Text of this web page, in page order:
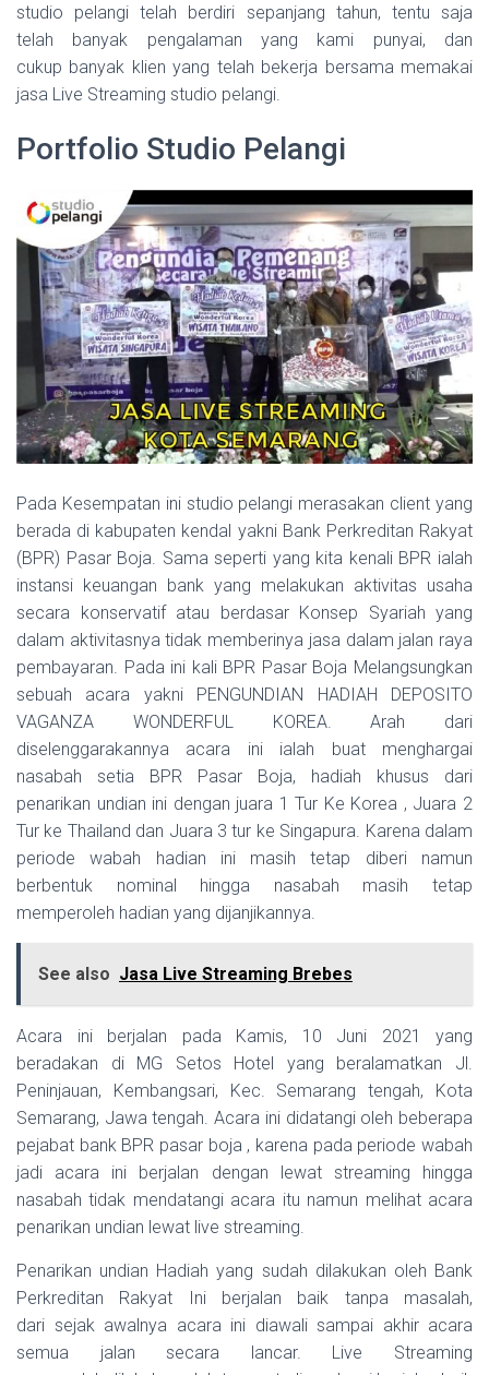
studio pelangi telah berdiri sepanjang tahun, tentu saja
telah banyak pengalaman yang kami punyai, dan
cukup banyak klien yang telah bekerja bersama memakai
jasa Live Streaming studio pelangi.
Portfolio Studio Pelangi
Pada Kesempatan ini studio pelangi merasakan client yang
berada di kabupaten kendal yakni Bank Perkreditan Rakyat
(BPR) Pasar Boja. Sama seperti yang kita kenali BPR ialah
instansi keuangan bank yang melakukan aktivitas usaha
secara konservatif atau berdasar Konsep Syariah yang
dalam aktivitasnya tidak memberinya jasa dalam jalan raya
pembayaran. Pada ini kali BPR Pasar Boja Melangsungkan
sebuah acara yakni PENGUNDIAN HADIAH DEPOSITO
VAGANZA WONDERFUL KOREA. Arah dari
diselenggarakannya acara ini ialah buat menghargai
nasabah setia BPR Pasar Boja, hadiah khusus dari
penarikan undian ini dengan juara 1 Tur Ke Korea , Juara 2
Tur ke Thailand dan Juara 3 tur ke Singapura. Karena dalam
periode wabah hadian ini masih tetap diberi namun
berbentuk nominal hingga nasabah masih tetap
memperoleh hadian yang dijanjikannya.
See also Jasa Live Streaming Brebes
Acara ini berjalan pada Kamis, 10 Juni 2021 yang
beradakan di MG Setos Hotel yang beralamatkan Jl.
Peninjauan, Kembangsari, Kec. Semarang tengah, Kota
Semarang, Jawa tengah. Acara ini didatangi oleh beberapa
pejabat bank BPR pasar boja , karena pada periode wabah
jadi acara ini berjalan dengan lewat streaming hingga
nasabah tidak mendatangi acara itu namun melihat acara
penarikan undian lewat live streaming.
Penarikan undian Hadiah yang sudah dilakukan oleh Bank
Perkreditan Rakyat Ini berjalan baik tanpa masalah,
dari sejak awalnya acara ini diawali sampai akhir acara
semua jalan secara lancar. Live Streaming